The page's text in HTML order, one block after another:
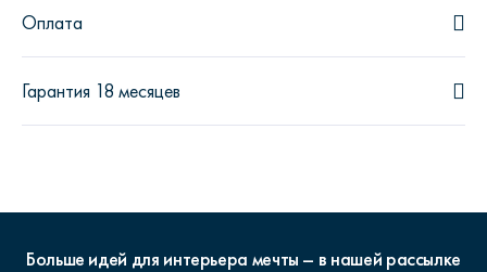
Оплата
Гарантия 18 месяцев
Больше идей для интерьера мечты – в нашей рассылке